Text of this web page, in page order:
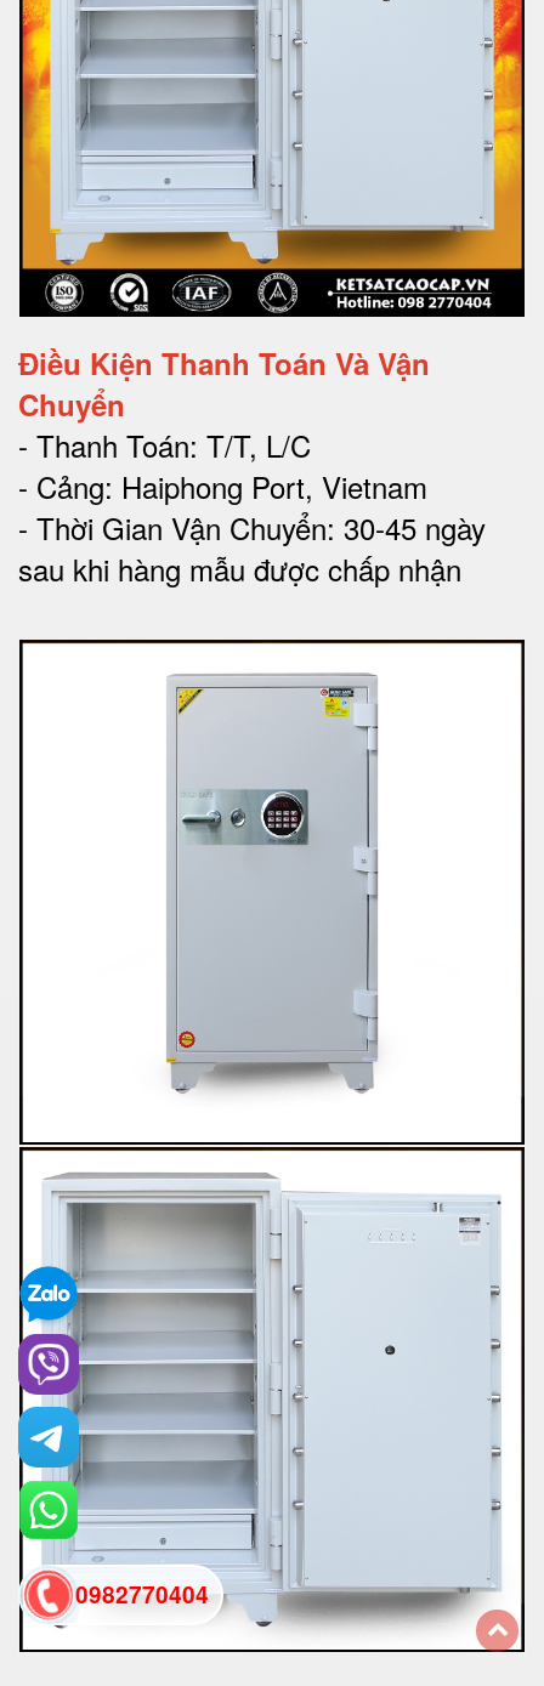
Điều Kiện Thanh Toán Và Vận
Chuyển
- Thanh Toán: T/T, L/C
- Cảng: Haiphong Port, Vietnam
- Thời Gian Vận Chuyển: 30-45 ngày
sau khi hàng mẫu được chấp nhận
0982770404